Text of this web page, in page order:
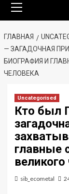
меню
ГЛАВНАЯ
— ЗАГАДОЧНАЯ
БИОГРАФИЯ И
ЧЕЛОВЕКА
Uncategorised
Кто был
главные
sib_ecometal